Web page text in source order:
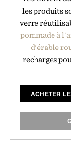
les produits
verre
pommade à
d'érable
recharges
ACHETER